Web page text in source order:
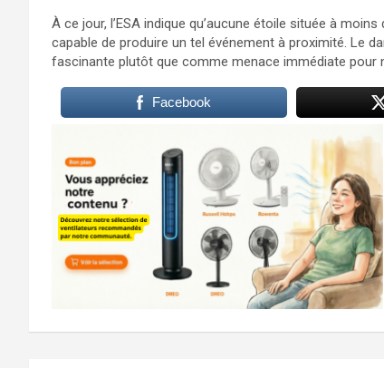
À ce jour, l’ESA indique qu’aucune étoile située à
capable de produire un tel événement à proximité. Le
fascinante plutôt que comme menace immédiate pour
Facebook